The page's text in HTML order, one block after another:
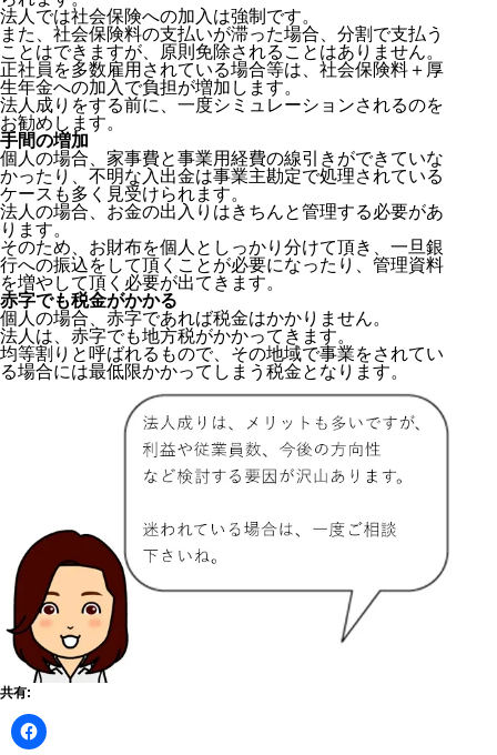
法人では社会保険への加入は強制です。
また、社会保険料の支払いが滞った場合、分割で支払う
ことはできますが、原則免除されることはありません。
正社員を多数雇用されている場合等は、社会保険料＋厚
生年金への加入で負担が増加します。
法人成りをする前に、一度シミュレーションされるのを
お勧めします。
手間の増加
個人の場合、家事費と事業用経費の線引きができていな
かったり、不明な入出金は事業主勘定で処理されている
ケースも多く見受けられます。
法人の場合、お金の出入りはきちんと管理する必要があ
ります。
そのため、お財布を個人としっかり分けて頂き、一旦銀
行への振込をして頂くことが必要になったり、管理資料
を増やして頂く必要が出てきます。
赤字でも税金がかかる
個人の場合、赤字であれば税金はかかりません。
法人は、赤字でも地方税がかかってきます。
均等割りと呼ばれるもので、その地域で事業をされてい
る場合には最低限かかってしまう税金となります。
共有: